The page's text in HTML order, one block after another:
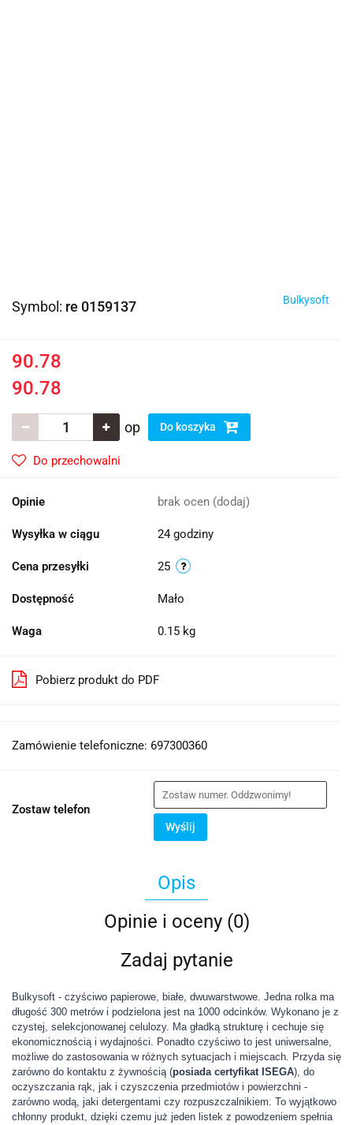
Symbol: re 0159137 Bulkysoft
90.78
90.78
op Do koszyka
Do przechowalni
Opinie brak ocen (dodaj)
Wysyłka w ciągu 24 godziny
Cena przesyłki 25
Dostępność Mało
Waga 0.15 kg
Pobierz produkt do PDF
Zamówienie telefoniczne: 697300360
Zostaw telefon
Wyślij
Opis
Opinie i oceny (0)
Zadaj pytanie
Bulkysoft - czyściwo papierowe, białe, dwuwarstwowe. Jedna rolka ma
długość 300 metrów i podzielona jest na 1000 odcinków. Wykonano je z
czystej, selekcjonowanej celulozy. Ma gładką strukturę i cechuje się
ekonomicznością i wydajności. Ponadto czyściwo to jest uniwersalne,
możliwe do zastosowania w różnych sytuacjach i miejscach. Przyda się
zarówno do kontaktu z żywnością (posiada certyfikat ISEGA), do
oczyszczania rąk, jak i czyszczenia przedmiotów i powierzchni -
zarówno wodą, jaki detergentami czy rozpuszczalnikiem. To wyjątkowo
chłonny produkt, dzięki czemu już jeden listek z powodzeniem spełnia